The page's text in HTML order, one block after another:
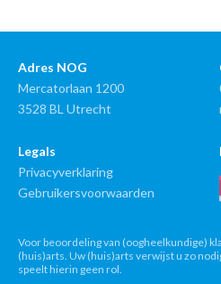
Adres NOG
Mercatorlaan 1200
3528 BL Utrecht
Legals
Privacyverklaring
Gebruikersvoorwaarden
Voor beoordeling van (oogheelkundige)
(huis)arts. Uw (huis)arts verwijst u zo
speelt hierin geen rol.